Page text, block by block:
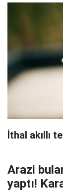
İthal akıllı
Arazi
yaptı!